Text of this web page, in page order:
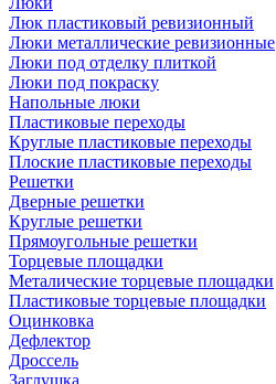
Люк пластиковый ревизионный
Люки металлические ревизионные
Люки под отделку плиткой
Люки под покраску
Напольные люки
Пластиковые переходы
Круглые пластиковые переходы
Плоские пластиковые переходы
Решетки
Дверные решетки
Круглые решетки
Прямоугольные решетки
Торцевые площадки
Металические торцевые площадки
Пластиковые торцевые площадки
Оцинковка
Дефлектор
Дроссель
Заглушка